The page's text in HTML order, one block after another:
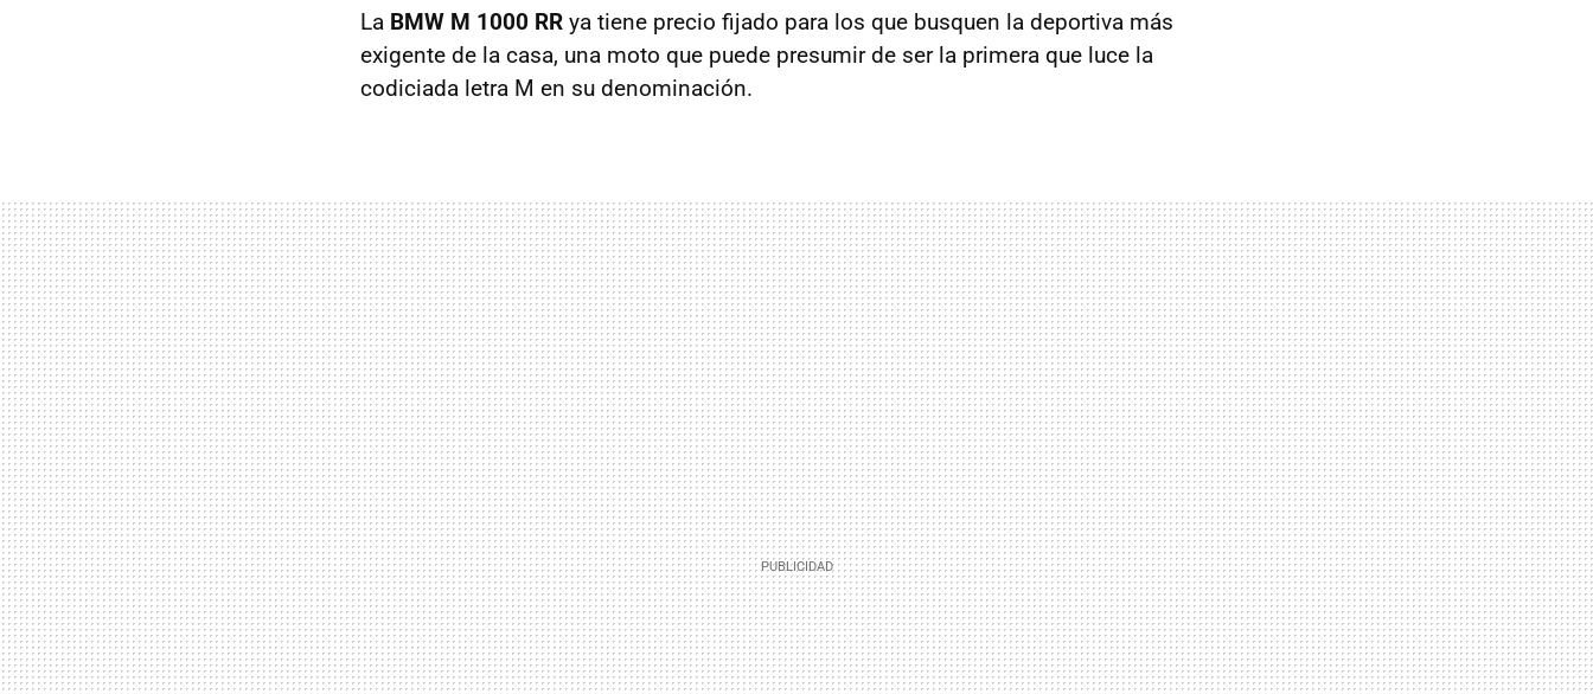
La BMW M 1000 RR ya tiene precio fijado para los que busquen la deportiva más
exigente de la casa, una moto que puede presumir de ser la primera que luce la
codiciada letra M en su denominación.